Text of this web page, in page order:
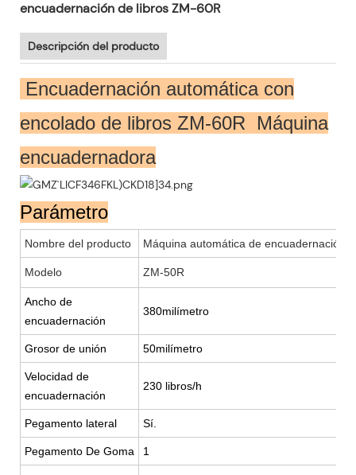
encuadernación de libros ZM-60R
Descripción del producto
Encuadernación automática con
encolado de libros ZM-60R Máquina
encuadernadora
Parámetro
Nombre del producto Máquina automática de encuadernación
Modelo ZM-50R
Ancho de
encuadernación
380milímetro
Grosor de unión 50milímetro
Velocidad de
encuadernación
230 libros/h
Pegamento lateral Sí.
Pegamento De Goma 1